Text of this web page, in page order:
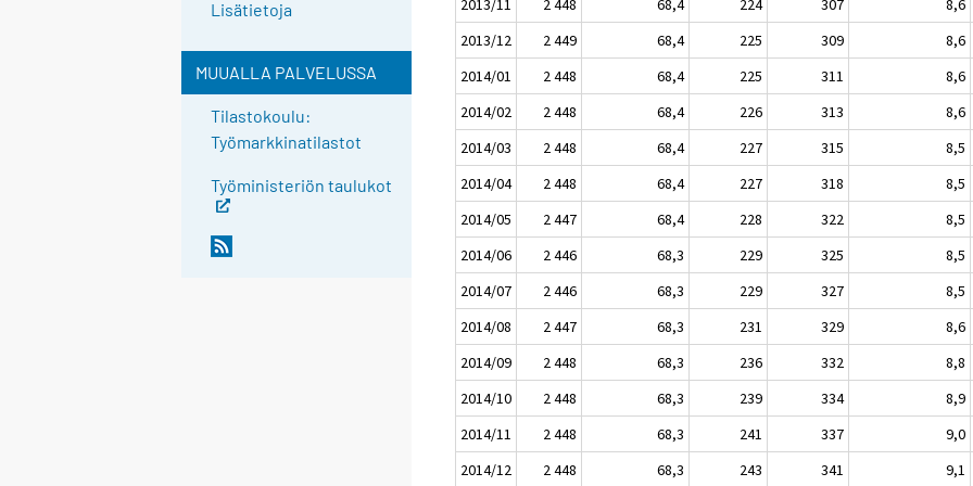
Lisätietoja
MUUALLA PALVELUSSA
Tilastokoulu:
Työmarkkinatilastot
Työministeriön taulukot
2013/11
2 448 68,4 224 307 8,6
2013/12
2 449 68,4 225 309 8,6
2014/01
2 448 68,4 225 311 8,6
2014/02
2 448 68,4 226 313 8,6
2014/03
2 448 68,4 227 315 8,5
2014/04
2 448 68,4 227 318 8,5
2014/05
2 447 68,4 228 322 8,5
2014/06
2 446 68,3 229 325 8,5
2014/07
2 446 68,3 229 327 8,5
2014/08
2 447 68,3 231 329 8,6
2014/09
2 448 68,3 236 332 8,8
2014/10
2 448 68,3 239 334 8,9
2014/11
2 448 68,3 241 337 9,0
2014/12
2 448 68,3 243 341 9,1